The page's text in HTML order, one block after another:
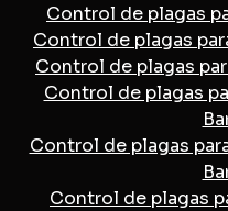
Control de plagas
Control de plagas
Control de plagas
Control de plagas
Control de plagas
Control de plagas